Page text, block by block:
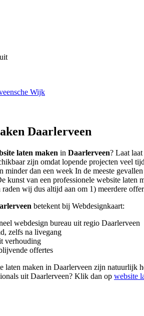
Wijk
Daarlerveen
laten maken in Daarlerveen? Laat
zijn omdat lopende projecten veel
dan een week In de meeste
kunst van een professionele website
wij dus altijd aan om 1) meerdere
betekent bij Webdesignkaart:
webdesign bureau uit regio Daarlerveen
zelfs na livegang
verhouding
offertes
laten maken in Daarlerveen zijn
uit Daarlerveen? Klik dan op website